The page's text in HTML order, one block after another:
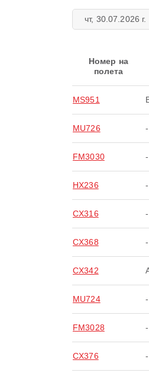
чт, 30.07.2026 г.
Номер на
полета
MS951
MU726 -
FM3030 -
HX236 -
CX316 -
CX368 -
CX342
MU724 -
FM3028 -
CX376 -